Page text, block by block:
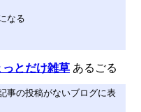
なる
っとだけ雑草 あるごる
事の投稿がないブログに表